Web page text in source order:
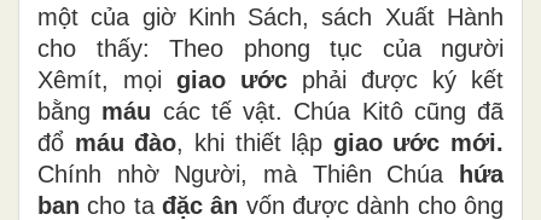
một của giờ Kinh Sách, sách Xuất Hành
cho thấy: Theo phong tục của người
Xêmít, mọi giao ước phải được ký kết
bằng máu các tế vật. Chúa Kitô cũng đã
đổ máu đào, khi thiết lập giao ước mới.
Chính nhờ Người, mà Thiên Chúa hứa
ban cho ta đặc ân vốn được dành cho ông